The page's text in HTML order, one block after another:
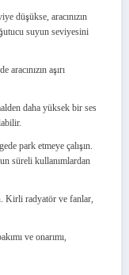
düşükse, aracınızın
suyun seviyesini
aşırı
daha yüksek bir ses
park etmeye çalışın.
süreli kullanımlardan
Kirli radyatör ve fanlar,
ve onarımı,